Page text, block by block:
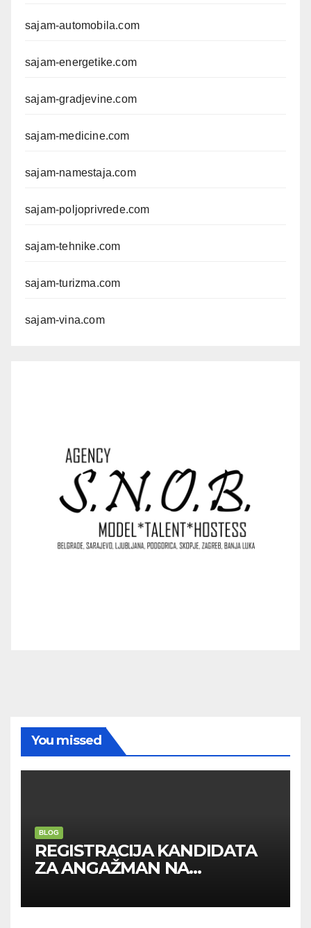
sajam-automobila.com
sajam-energetike.com
sajam-gradjevine.com
sajam-medicine.com
sajam-namestaja.com
sajam-poljoprivrede.com
sajam-tehnike.com
sajam-turizma.com
sajam-vina.com
You missed
BLOG
REGISTRACIJA KANDIDATA
ZA ANGAŽMAN NA